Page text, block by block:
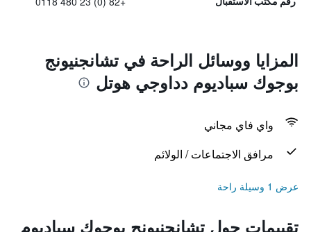
المزايا ووسائل الراحة في تشانجنيونج
بوجوك سباديوم دداوجي هوتل
واي فاي مجاني
مرافق الاجتماعات / الولائم
عرض 1 وسيلة راحة
تقييمات حول تشانجنيونج بوجوك سباديوم